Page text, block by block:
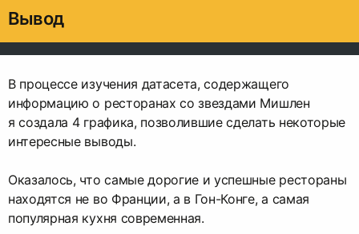
Вывод
В процессе изучения датасета, содержащего
информацию о ресторанах со звездами Мишлен
я создала 4 графика, позволившие сделать некоторые
интересные выводы.
Оказалось, что самые дорогие и успешные рестораны
находятся не во Франции, а в Гон-Конге, а самая
популярная кухня современная.